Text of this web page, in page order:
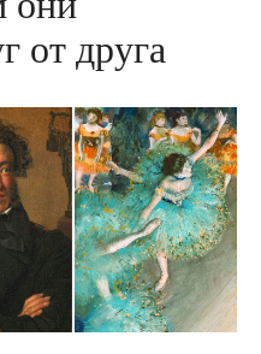
от друга